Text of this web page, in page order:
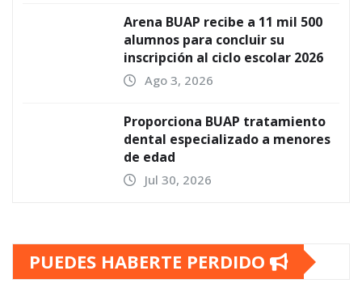
Arena BUAP recibe a 11 mil 500
alumnos para concluir su
inscripción al ciclo escolar 2026
Ago 3, 2026
Proporciona BUAP tratamiento
dental especializado a menores
de edad
Jul 30, 2026
PUEDES HABERTE PERDIDO